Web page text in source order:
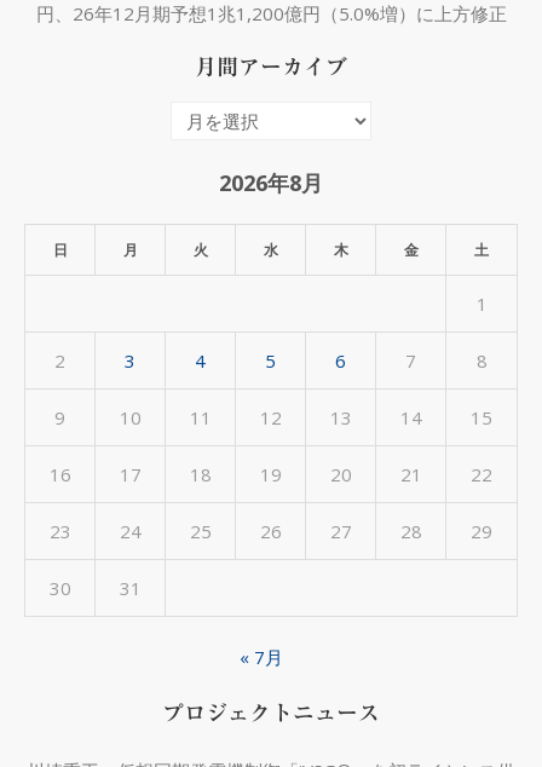
円、26年12月期予想1兆1,200億円（5.0%増）に上方修正
月間アーカイブ
イ
2026年8月
日 月 火 水 木 金 土
1
2 3 4 5 6 7 8
9 10 11 12 13 14 15
16 17 18 19 20 21 22
23 24 25 26 27 28 29
30 31
« 7月
プロジェクトニュース